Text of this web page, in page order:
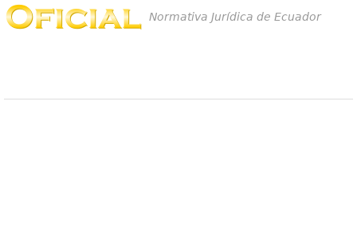
Normativa Jurídica de Ecuador